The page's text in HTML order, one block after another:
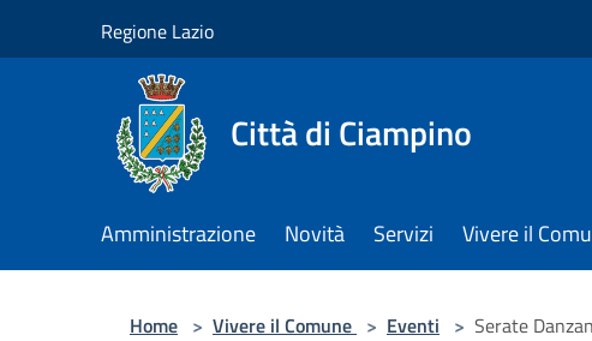
Regione Lazio
Città di Ciampino
Amministrazione Novità Servizi Vivere il
Home > Vivere il Comune > Eventi > Serate